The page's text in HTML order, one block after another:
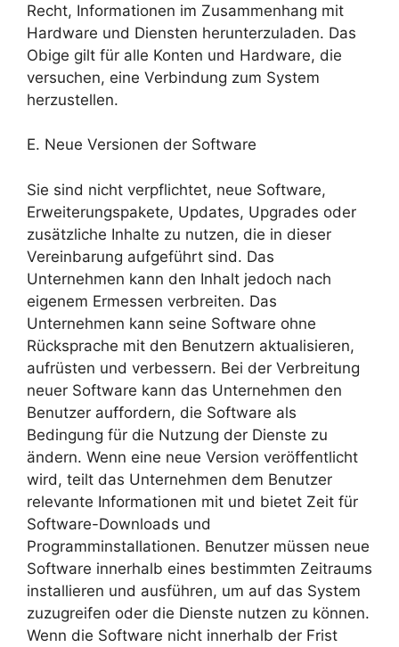
Recht, Informationen im Zusammenhang mit
Hardware und Diensten herunterzuladen. Das
Obige gilt für alle Konten und Hardware, die
versuchen, eine Verbindung zum System
herzustellen.
E. Neue Versionen der Software
Sie sind nicht verpflichtet, neue Software,
Erweiterungspakete, Updates, Upgrades oder
zusätzliche Inhalte zu nutzen, die in dieser
Vereinbarung aufgeführt sind. Das
Unternehmen kann den Inhalt jedoch nach
eigenem Ermessen verbreiten. Das
Unternehmen kann seine Software ohne
Rücksprache mit den Benutzern aktualisieren,
aufrüsten und verbessern. Bei der Verbreitung
neuer Software kann das Unternehmen den
Benutzer auffordern, die Software als
Bedingung für die Nutzung der Dienste zu
ändern. Wenn eine neue Version veröffentlicht
wird, teilt das Unternehmen dem Benutzer
relevante Informationen mit und bietet Zeit für
Software-Downloads und
Programminstallationen. Benutzer müssen neue
Software innerhalb eines bestimmten Zeitraums
installieren und ausführen, um auf das System
zuzugreifen oder die Dienste nutzen zu können.
Wenn die Software nicht innerhalb der Frist